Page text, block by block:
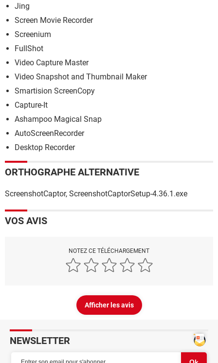
Jing
Screen Movie Recorder
Screenium
FullShot
Video Capture Master
Video Snapshot and Thumbnail Maker
Smartision ScreenCopy
Capture-It
Ashampoo Magical Snap
AutoScreenRecorder
Desktop Recorder
ORTHOGRAPHE ALTERNATIVE
ScreenshotCaptor, ScreenshotCaptorSetup-4.36.1.exe
VOS AVIS
NOTEZ CE TÉLÉCHARGEMENT
Afficher les avis
NEWSLETTER